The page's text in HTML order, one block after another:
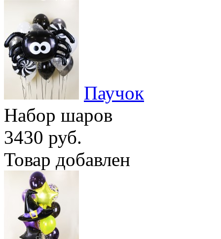
Паучок
Набор шаров
3430 руб.
Товар добавлен